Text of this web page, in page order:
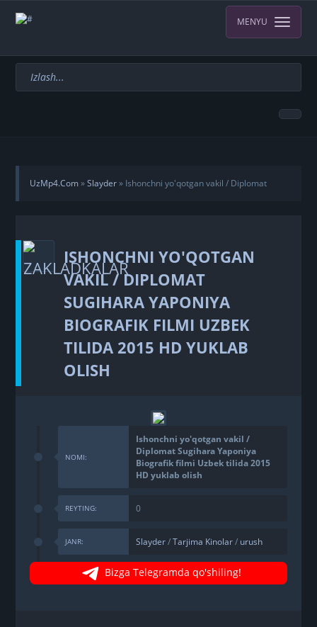
MENYU
UzMp4.Com»Slayder» Ishonchni yo'qotgan vakil / Diplomat
ISHONCHNI YO'QOTGAN
VAKIL / DIPLOMAT
SUGIHARA YAPONIYA
BIOGRAFIK FILMI UZBEK
TILIDA 2015 HD YUKLAB
OLISH
NOMI:
Ishonchni yo'qotgan vakil /
Diplomat Sugihara Yaponiya
Biografik filmi Uzbek tilida 2015
HD yuklab olish
REYTING: 0
JANR: Slayder/Tarjima Kinolar/ urush
Bizga Telegramda qo'shiling!